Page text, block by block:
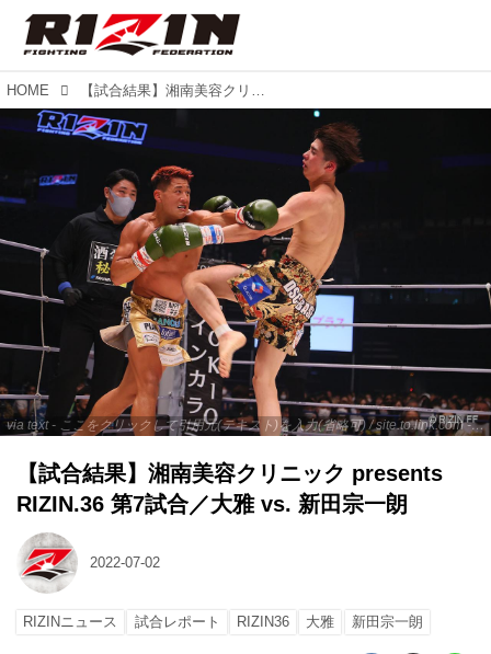
HOME 【試合結果】湘南美容クリニック presents RIZIN.36 第7試合／大雅 vs. 新田宗一朗
via text - ここをクリックして引用元(テキスト)を入力(省略可) / site.to.link.com - ここをクリックして引用元を入力(省略可)
【試合結果】湘南美容クリニック presents
RIZIN.36 第7試合／大雅 vs. 新田宗一朗
2022-07-02
RIZINニュース 試合レポート RIZIN36 大雅 新田宗一朗